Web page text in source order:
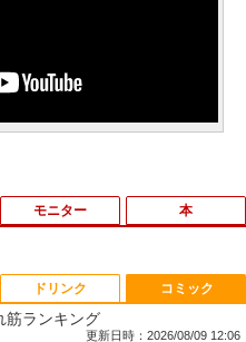
10倍＆抽選10000P！｜2021
高性能ノートパソコン Windo
通 LIFEBOOK A5511 第11世
Mac mini A1347 1点 MacO
10.15.7/CPU Core i5-4260U/
SATA 500GB intel HD Grap
モニター
】【安心保証】Princeton 21.
ラー液晶ディスプレイ PTF
/ PTFBDE-22W ブラック/ ホ
本
の教科書 [ 綿本彰 ]
ドリンク コミック
筋ランキング
更新日時：2026/08/09 12:06